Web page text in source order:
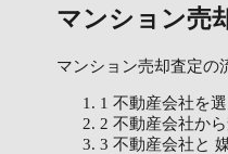
マンション売
マンション売却査定の
1 不動産会社を
2 不動産会社か
3 不動産会社と